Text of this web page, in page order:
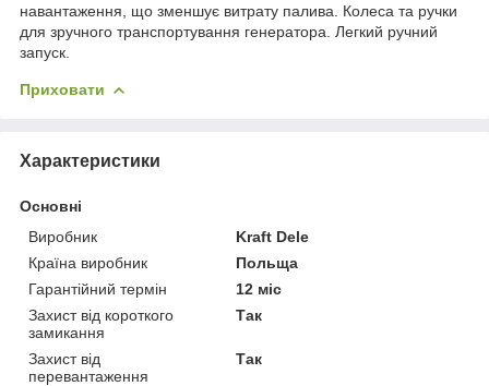
навантаження, що зменшує витрату палива. Колеса та ручки
для зручного транспортування генератора. Легкий ручний
запуск.
Приховати
Характеристики
Основні
Виробник
Kraft Dele
Країна виробник
Польща
Гарантійний термін
12 міс
Захист від короткого
замикання
Так
Захист від
перевантаження
Так